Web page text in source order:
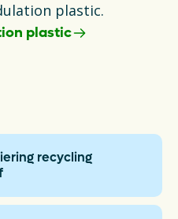
plastic.
plastic
recycling